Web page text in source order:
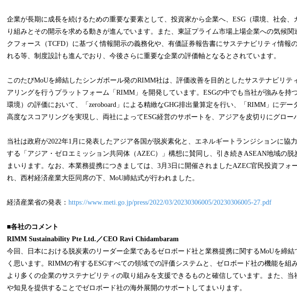
企業が長期に成長を続けるための重要な要素として、投資家から企業へ、ESG（環境、社会、
り組みとその開示を求める動きが進んでいます。また、東証プライム市場上場企業への気候関
クフォース（TCFD）に基づく情報開示の義務化や、有価証券報告書にサステナビリティ情報
れる等、制度設計も進んでおり、今後さらに重要な企業の評価軸となるとされています。
このたびMoUを締結したシンガポール発のRIMM社は、評価改善を目的としたサステナビリテ
アリングを行うプラットフォーム「RIMM」を開発しています。ESGの中でも当社が強みを持つ
環境）の評価において、「zeroboard」による精緻なGHG排出量算定を行い、「RIMM」にデー
高度なスコアリングを実現し、両社によってESG経営のサポートを、アジアを皮切りにグロー
当社は政府が2022年1月に発表したアジア各国が脱炭素化と、エネルギートランジションに協
する「アジア・ゼロエミッション共同体（AZEC）」構想に賛同し、引き続きASEAN地域の脱
まいります。なお、本業務提携につきましては、3月3日に開催されましたAZEC官民投資フォ
れ、西村経済産業大臣同席の下、MoU締結式が行われました。
経済産業省の発表： https://www.meti.go.jp/press/2022/03/20230306005/20230306005-27.pdf
■各社のコメント
RIMM Sustainability Pte Ltd. ／CEO Ravi Chidambaram
今回、日本における脱炭素のリーダー企業であるゼロボード社と業務提携に関するMoUを締結
く思います。RIMMの有するESGすべての領域での評価システムと、ゼロボード社の機能を組
より多くの企業のサステナビリティの取り組みを支援できるものと確信しています。また、当
や知見を提供することでゼロボード社の海外展開のサポートしてまいります。